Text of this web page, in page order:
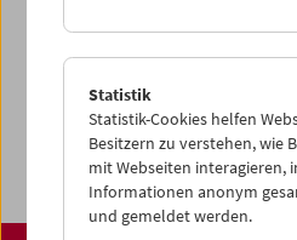
Regelmäßige Programme
Programmarchiv
Ticketinformationen
Statistik
Statistik-Cookies helfen
Besitzern zu verstehen, wie
mit Webseiten interagieren,
Informationen anonym
und gemeldet werden.